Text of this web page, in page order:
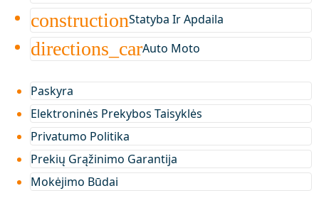
constructionStatyba Ir Apdaila
directions_carAuto Moto
Paskyra
Elektroninės Prekybos Taisyklės
Privatumo Politika
Prekių Grąžinimo Garantija
Mokėjimo Būdai